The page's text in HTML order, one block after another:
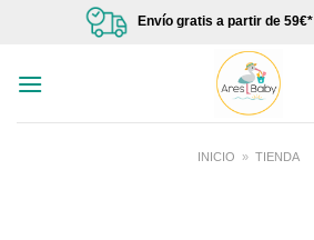
Envío gratis a partir de 59€*
INICIO » TIENDA